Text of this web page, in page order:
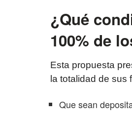
¿Qué
100% de
Esta propuesta
la totalidad de
Que sean